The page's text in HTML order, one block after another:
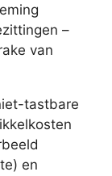
–
van
tastbare
en